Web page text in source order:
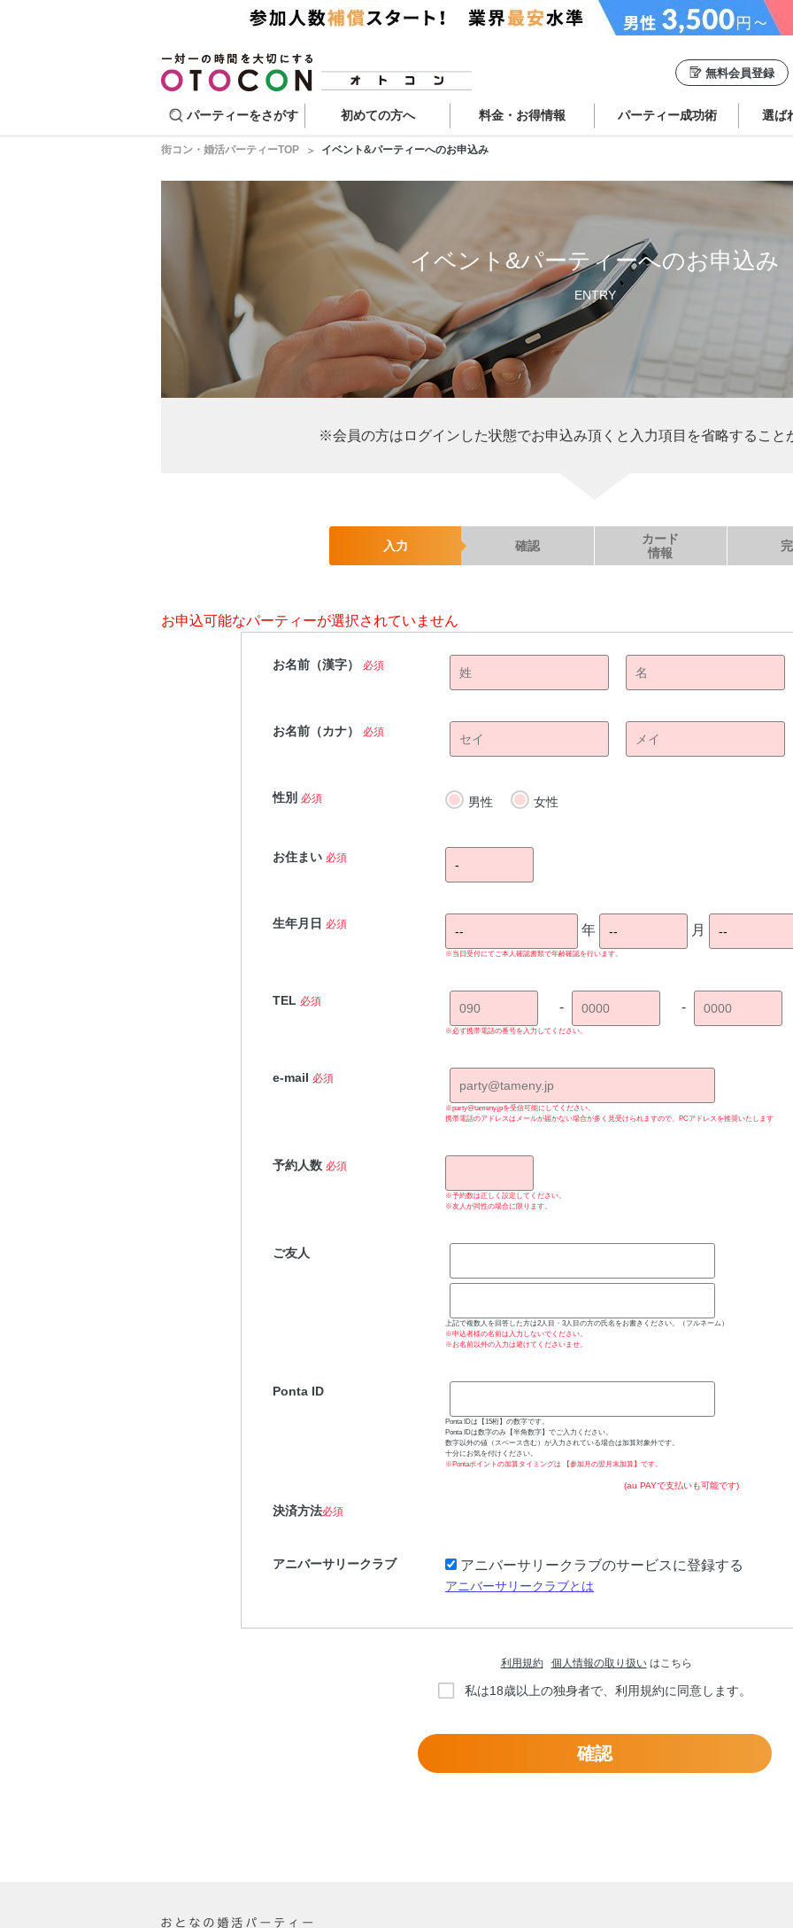
無料会員登録
パーティーをさがす 初めての方へ 料金・お得情報 パーティー成功術 選ば
街コン・婚活パーティーTOP イベント&パーティーへのお申込み
イベント&パーティーへのお申込み
ENTRY
※会員の方はログインした状態でお申込み頂くと入力項目を省略すること
入力 確認
カード
情報
お申込可能なパーティーが選択されていません
お名前（漢字） 必須
お名前（カナ） 必須
性別 必須 男性 女性
お住まい 必須
生年月日 必須 年 月
※当日受付にてご本人確認書類で年齢確認を行います。
TEL 必須 - -
※必ず携帯電話の番号を入力してください。
e-mail 必須
※party@tameny.jpを受信可能にしてください。
携帯電話のアドレスはメールが届かない場合が多く見受けられますので、PCアドレスを推奨いたします
予約人数 必須
※予約数は正しく設定してください。
※友人が同性の場合に限ります。
ご友人
上記で複数人を回答した方は2人目・3人目の方の氏名をお書きください。（フルネーム）
※申込者様の名前は入力しないでください。
※お名前以外の入力は避けてくださいませ。
Ponta ID
Ponta IDは【15桁】の数字です。
Ponta IDは数字のみ【半角数字】でご入力ください。
数字以外の値（スペース含む）が入力されている場合は加算対象外です。
十分にお気を付けください。
※Pontaポイントの加算タイミングは
【参加月の翌月末加算】 です。
決済方法必須
(au PAYで支払いも可能です)
アニバーサリークラブ アニバーサリークラブのサービスに登録する
アニバーサリークラブとは
利用規約 個人情報の取り扱い はこちら
私は18歳以上の独身者で、利用規約に同意します。
確認